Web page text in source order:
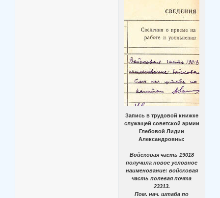
Запись в трудовой книжке
служащей советской армии
Глебовой Лидии
Александровны:
Войсковая часть 19018
получила новое условное
наименование: войсковая
часть полевая почта
23313.
Пом. нач. штаба по